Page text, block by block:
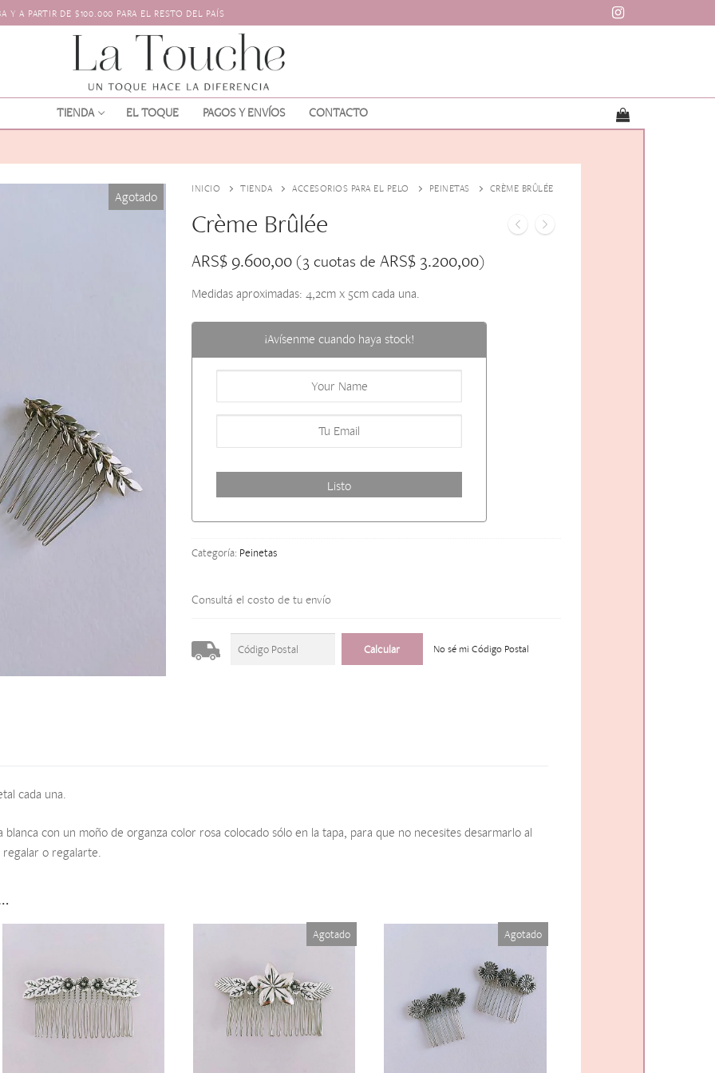
A PARTIR DE $100.000 PARA EL RESTO DEL PAÍS
TIENDA EL TOQUE PAGOS Y ENVÍOS CONTACTO
Agotado INICIO TIENDA ACCESORIOS PARA EL PELO PEINETAS CRÈME BRÛLÉE
Crème Brûlée
ARS$ 9.600,00 (3 cuotas de ARS$ 3.200,00)
Medidas aproximadas: 4,2cm x 5cm cada una.
¡Avísenme cuando haya stock!
Categoría: Peinetas
Consultá el costo de tu envío
No sé mi Código Postal
cada una.
blanca con un moño de organza color rosa colocado sólo en la tapa, para que no necesites desarmarlo al
o regalarte.
Agotado Agotado